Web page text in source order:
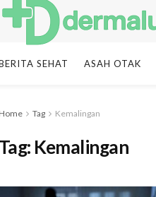
SEHAT ASAH OTAK
Home Tag Kemalingan
Tag: Kemalingan